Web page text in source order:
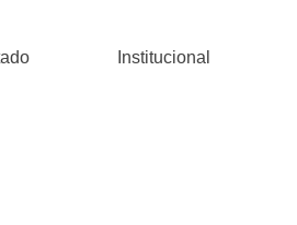
Institucional